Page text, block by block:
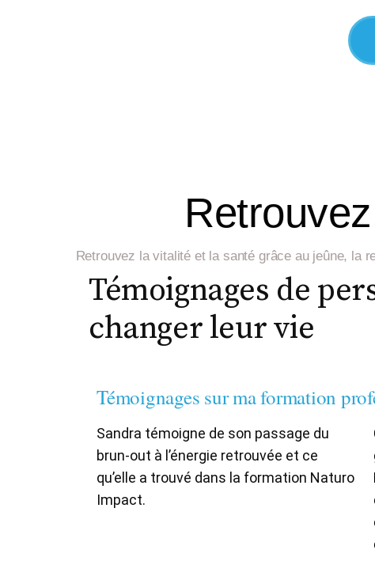
Retrouvez la vitalité et la santé grâce au jeûne, la
Témoignages de
changer leur vie
Témoignages sur ma formation
Sandra témoigne de son passage du
brun-out à l’énergie retrouvée et ce
qu’elle a trouvé dans la formation Naturo
Impact.